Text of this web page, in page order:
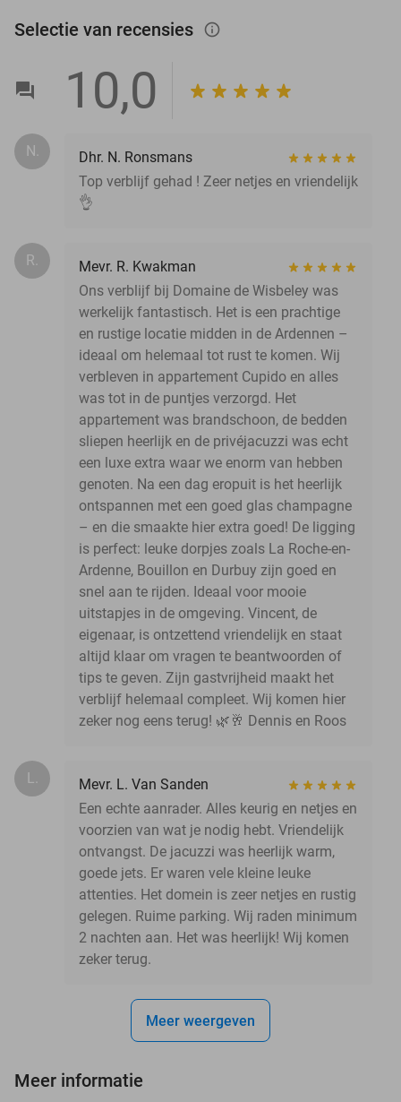
Selectie van recensies info_outlined
10,0
N.
Dhr. N. Ronsmans
Top verblijf gehad ! Zeer netjes en vriendelijk
👌
R.
Mevr. R. Kwakman
Ons verblijf bij Domaine de Wisbeley was
werkelijk fantastisch. Het is een prachtige
en rustige locatie midden in de Ardennen –
ideaal om helemaal tot rust te komen. Wij
verbleven in appartement Cupido en alles
was tot in de puntjes verzorgd. Het
appartement was brandschoon, de bedden
sliepen heerlijk en de privéjacuzzi was echt
een luxe extra waar we enorm van hebben
genoten. Na een dag eropuit is het heerlijk
ontspannen met een goed glas champagne
– en die smaakte hier extra goed! De ligging
is perfect: leuke dorpjes zoals La Roche-en-
Ardenne, Bouillon en Durbuy zijn goed en
snel aan te rijden. Ideaal voor mooie
uitstapjes in de omgeving. Vincent, de
eigenaar, is ontzettend vriendelijk en staat
altijd klaar om vragen te beantwoorden of
tips te geven. Zijn gastvrijheid maakt het
verblijf helemaal compleet. Wij komen hier
zeker nog eens terug! 🌿🥂 Dennis en Roos
L.
Mevr. L. Van Sanden
Een echte aanrader. Alles keurig en netjes en
voorzien van wat je nodig hebt. Vriendelijk
ontvangst. De jacuzzi was heerlijk warm,
goede jets. Er waren vele kleine leuke
attenties. Het domein is zeer netjes en rustig
gelegen. Ruime parking. Wij raden minimum
2 nachten aan. Het was heerlijk! Wij komen
zeker terug.
Meer weergeven
Meer informatie